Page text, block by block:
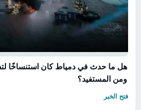
هل ما حدث في دمياط كان استنساخًا
ومن المستفيد؟
فتح الخبر